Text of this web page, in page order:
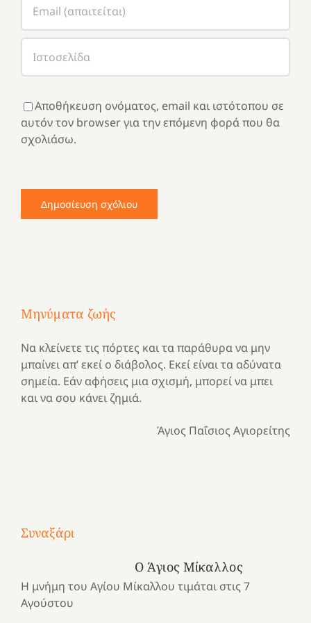
Αποθήκευση ονόματος, email και ιστότοπου σε
αυτόν τον browser για την επόμενη φορά που θα
σχολιάσω.
Μηνύματα ζωής
Να κλείνετε τις πόρτες και τα παράθυρα να μην
μπαίνει απ’ εκεί ο διάβολος. Εκεί είναι τα αδύνατα
σημεία. Εάν αφήσεις μια σχισμή, μπορεί να μπει
και να σου κάνει ζημιά.
Άγιος Παΐσιος Αγιορείτης
Συναξάρι
Ο Άγιος Μίκαλλος
Η μνήμη του Αγίου Μίκαλλου τιμάται στις 7
Αγούστου
Μια
ένα
καλοκαίρι
και
Νοσοκομείο
“Ερυθρός
Κατασκηνωτικές
το
Ελληνικό